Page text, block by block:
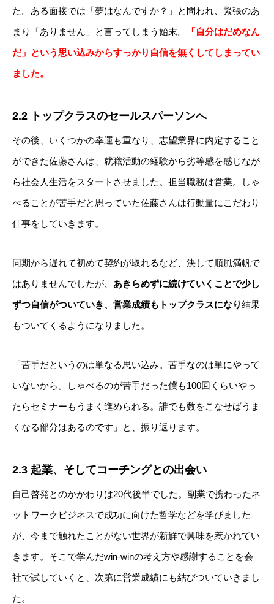
た。ある面接では「夢はなんですか？」と問われ、緊張のあ
まり「ありません」と言ってしまう始末。
「自分はだめなん
だ」という思い込みからすっかり自信を無くしてしまってい
ました。
2.2 トップクラスのセールスパーソンへ
その後、いくつかの幸運も重なり、志望業界に内定すること
ができた佐藤さんは、就職活動の経験から劣等感を感じなが
ら社会人生活をスタートさせました。担当職務は営業。しゃ
べることが苦手だと思っていた佐藤さんは行動量にこだわり
仕事をしていきます。
同期から遅れて初めて契約が取れるなど、決して順風満帆で
はありませんでしたが、 あきらめずに続けていくことで少し
ずつ自信がついていき、営業成績もトップクラスになり結果
もついてくるようになりました。
「苦手だというのは単なる思い込み。苦手なのは単にやって
いないから。しゃべるのが苦手だった僕も100回くらいやっ
たらセミナーもうまく進められる。誰でも数をこなせばうま
くなる部分はあるのです」と、振り返ります。
2.3 起業、そしてコーチングとの出会い
自己啓発とのかかわりは20代後半でした。副業で携わったネ
ットワークビジネスで成功に向けた哲学などを学びました
が、今まで触れたことがない世界が新鮮で興味を惹かれてい
きます。そこで学んだwin-winの考え方や感謝することを会
社で試していくと、次第に営業成績にも結びついていきまし
た。